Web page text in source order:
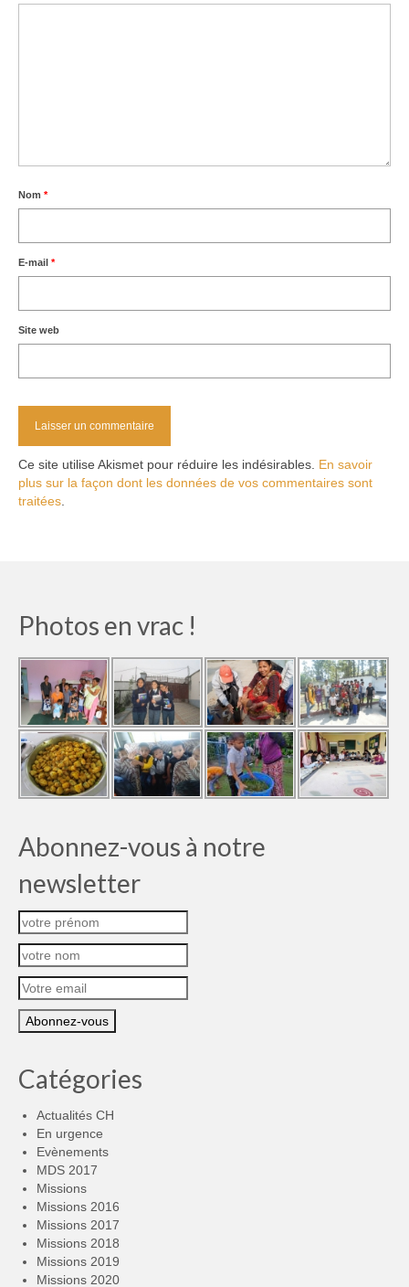
Nom *
E-mail *
Site web
Ce site utilise Akismet pour réduire les indésirables. En savoir
plus sur la façon dont les données de vos commentaires sont
traitées
Photos en vrac !
Abonnez-vous à notre
newsletter
Catégories
Actualités CH
En urgence
Evènements
MDS 2017
Missions
Missions 2016
Missions 2017
Missions 2018
Missions 2019
Missions 2020